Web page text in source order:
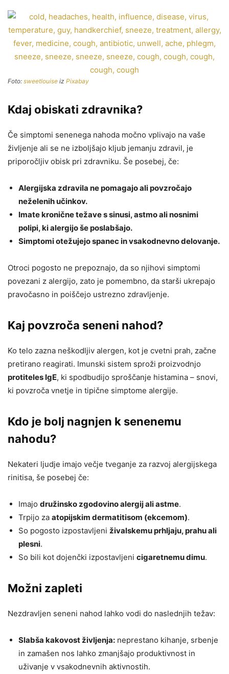
Foto: sweetlouise iz Pixabay
Kdaj obiskati zdravnika?
Če simptomi senenega nahoda močno vplivajo na vaše
življenje ali se ne izboljšajo kljub jemanju zdravil, je
priporočljiv obisk pri zdravniku. Še posebej, če:
Alergijska zdravila ne pomagajo ali povzročajo
neželenih učinkov.
Imate kronične težave s sinusi, astmo ali nosnimi
polipi, ki alergijo še poslabšajo.
Simptomi otežujejo spanec in vsakodnevno delovanje.
Otroci pogosto ne prepoznajo, da so njihovi simptomi
povezani z alergijo, zato je pomembno, da starši ukrepajo
pravočasno in poiščejo ustrezno zdravljenje.
Kaj povzroča seneni nahod?
Ko telo zazna neškodljiv alergen, kot je cvetni prah, začne
pretirano reagirati. Imunski sistem sproži proizvodnjo
protiteles IgE, ki spodbudijo sproščanje histamina – snovi,
ki povzroča vnetje in tipične simptome alergije.
Kdo je bolj nagnjen k senenemu
nahodu?
Nekateri ljudje imajo večje tveganje za razvoj alergijskega
rinitisa, še posebej če:
Imajo družinsko zgodovino alergij ali astme.
Trpijo za atopijskim dermatitisom (ekcemom).
So pogosto izpostavljeni živalskemu prhljaju, prahu ali
plesni.
So bili kot dojenčki izpostavljeni cigaretnemu dimu.
Možni zapleti
Nezdravljen seneni nahod lahko vodi do naslednjih težav:
Slabša kakovost življenja: neprestano kihanje, srbenje
in zamašen nos lahko zmanjšajo produktivnost in
uživanje v vsakodnevnih aktivnostih.